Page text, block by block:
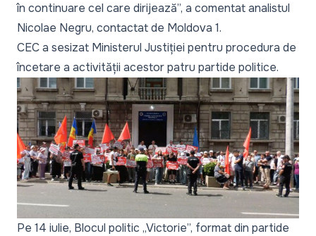
în continuare cel care dirijează”, a comentat analistul
Nicolae Negru, contactat de Moldova 1.
CEC a sesizat Ministerul Justiției pentru procedura de
încetare a activității acestor patru partide politice.
Pe 14 iulie, Blocul politic „Victorie”, format din partide